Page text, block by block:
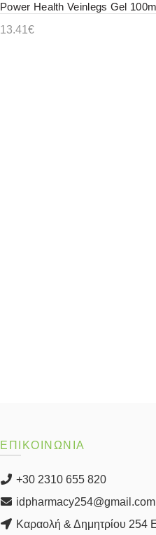
Power Health Veinlegs Gel
13.41€
ΕΠΙΚΟΙΝΩΝΙΑ
+30 2310 655 820
idpharmacy254@gmail.com
Καραολή & Δημητρίου 254